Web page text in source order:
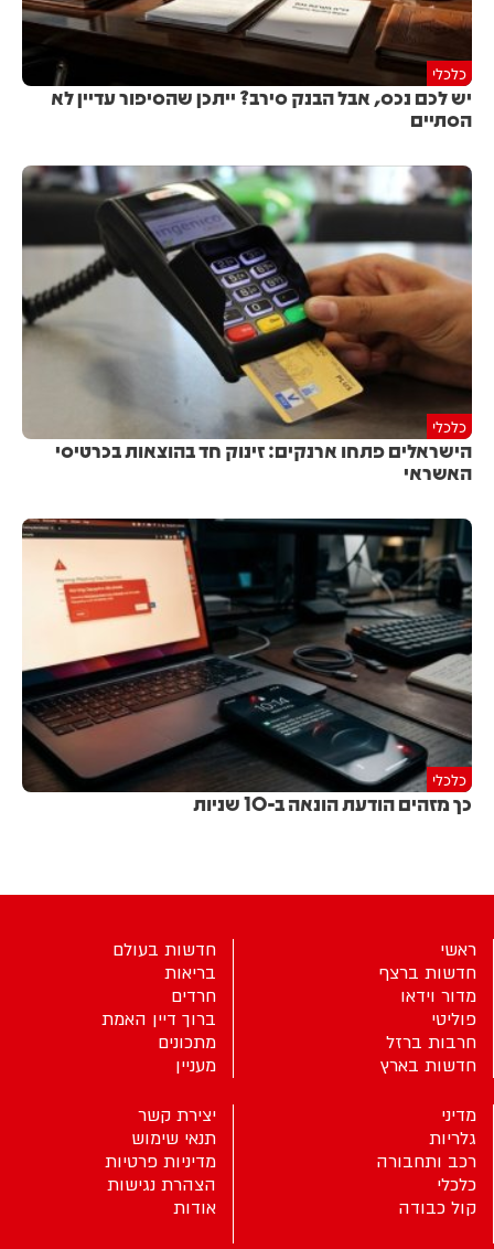
כלכלי
יש לכם נכס, אבל הבנק סירב? ייתכן שהסיפור עדיין לא
הסתיים
כלכלי
הישראלים פתחו ארנקים: זינוק חד בהוצאות בכרטיסי
האשראי
כלכלי
כך מזהים הודעת הונאה ב-10 שניות
ראשי
חדשות ברצף
מדור וידאו
פוליטי
חרבות ברזל
חדשות בארץ
חדשות בעולם
בריאות
חרדים
ברוך דיין האמת
מתכונים
מעניין
מדיני
גלריות
רכב ותחבורה
כלכלי
קול כבודה
יצירת קשר
תנאי שימוש
מדיניות פרטיות
הצהרת נגישות
אודות